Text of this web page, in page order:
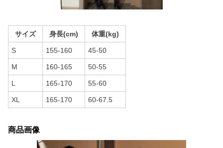
サイズ 身長(cm) 体重(kg)
S 155-160 45-50
M 160-165 50-55
L 165-170 55-60
XL 165-170 60-67.5
商品画像